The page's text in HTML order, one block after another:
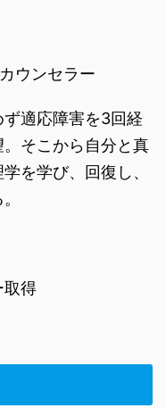
ウンセラー
適応障害を3回経
そこから自分と真
を学び、回復し、
取得